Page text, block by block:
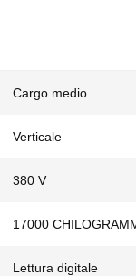
Cargo medio
Verticale
380 V
17000
Lettura digitale